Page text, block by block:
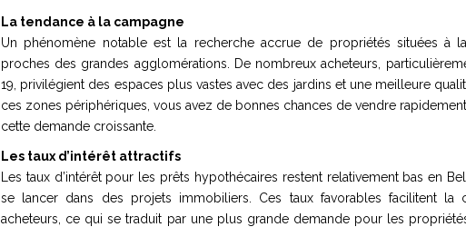
La tendance à la campagne
Un phénomène notable est la recherche accrue de propriétés situées à
proches des grandes agglomérations. De nombreux acheteurs,
19, privilégient des espaces plus vastes avec des jardins et une meilleure
ces zones périphériques, vous avez de bonnes chances de vendre
cette demande croissante.
Les taux d’intérêt attractifs
Les taux d’intérêt pour les prêts hypothécaires restent relativement bas en
se lancer dans des projets immobiliers. Ces taux favorables facilitent la
acheteurs, ce qui se traduit par une plus grande demande pour les